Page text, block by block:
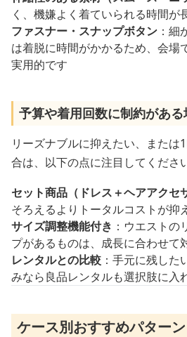
く、機嫌よく着ていられる時間が
ファスナー・スナップボタン ：細
は着脱に時間がかかるため、会場
実用的です
予算や着用回数に制約があ
リーズナブルに抑えたい、または
合は、以下の点に注目してください
セット商品（ドレス＋ヘアアクセ
そろえるよりトータルコストが抑
サイズ調整機能付き ：ウエストの
プがあるものは、成長に合わせて
レンタルとの比較 ：手元に残し
みなら良品レンタルも選択肢に入
ケース別おすすめパター